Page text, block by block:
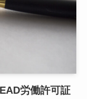
労働許可証